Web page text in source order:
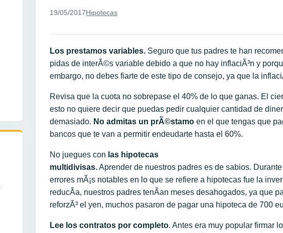
19/05/2017Hipotecas
Los prestamos variables. Seguro que tus padres te han
pidas de interÃ©s variable debido a que no hay inflaciÃ³n y
embargo, no debes fiarte de este tipo de consejo, ya que la
Revisa que la cuota no sobrepase el 40% de lo que ganas. El
esto no quiere decir que puedas pedir cualquier cantidad de
demasiado. No admitas un prÃ©stamo en el que tengas que
bancos que te van a permitir endeudarte hasta el 60%.
No juegues con las hipotecas
multidivisas.Aprender de nuestros padres es de sabios.
errores mÃ¡s notables en lo que se refiere a hipotecas fue la
reducÃ­a, nuestros padres tenÃ­an meses desahogados, ya que
reforzÃ³ el yen, muchos pasaron de pagar una hipoteca de 700
Lee los contratos por completo. Antes era muy popular firmar